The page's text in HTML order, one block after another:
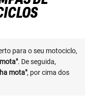
para o seu motociclo,
. De seguida,
mota", por cima dos